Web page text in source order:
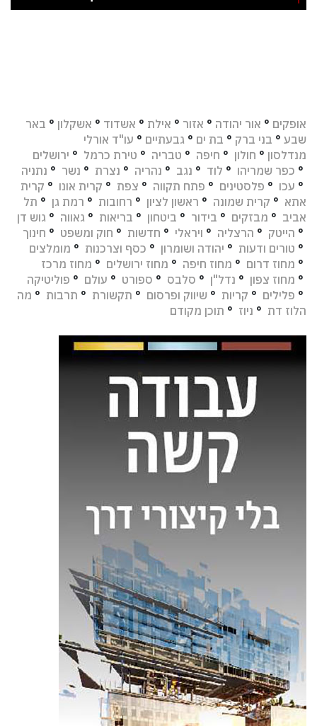
אופקים ° אור יהודה ° אזור ° אילת ° אשדוד ° אשקלון ° באר
שבע ° בני ברק ° בת ים ° גבעתיים ° עו"ד אורלי
מנדלסון ° חולון ° חיפה ° טבריה ° טירת כרמל ° ירושלים
° כפר שמריהו ° לוד ° נגב ° נהריה ° נצרת ° נשר ° נתניה
° עכו ° פלסטינים ° פתח תקווה ° צפת ° קרית אונו ° קרית
אתא ° קרית שמונה ° ראשון לציון ° רחובות ° רמת גן ° תל
אביב ° מבזקים ° בידור ° ביטחון ° בריאות ° גאווה ° גוש דן
° הייטק ° הרצליה ° ויראלי ° חדשות ° חוק ומשפט ° חינוך
° טורים ודעות ° יהודה ושומרון ° כסף וצרכנות ° מומלצים
° מחוז דרום ° מחוז חיפה ° מחוז ירושלים ° מחוז מרכז
° מחוז צפון ° נדל"ן ° סלבס ° ספורט ° עולם ° פוליטיקה
° פלילים ° קריות ° שיווק ופרסום ° תקשורת ° תרבות ° מה
הלוז דת ° ניוז ° תוכן מקודם